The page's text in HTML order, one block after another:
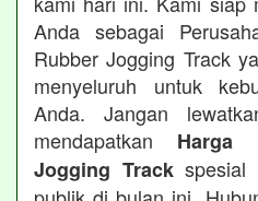
Anda sebagai
Rubber Jogging Track
menyeluruh untuk
Anda. Jangan
mendapatkan Harga
Jogging Trackspesial